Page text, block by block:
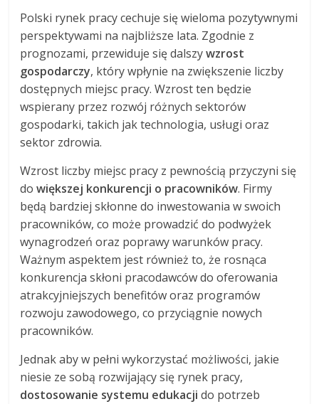
Polski rynek pracy cechuje się wieloma pozytywnymi
perspektywami na najbliższe lata. Zgodnie z
prognozami, przewiduje się dalszywzrost
gospodarczy, który wpłynie na zwiększenie liczby
dostępnych miejsc pracy. Wzrost ten będzie
wspierany przez rozwój różnych sektorów
gospodarki, takich jak technologia, usługi oraz
sektor zdrowia.
Wzrost liczby miejsc pracy z pewnością przyczyni się
dowiększej konkurencji o pracowników. Firmy
będą bardziej skłonne do inwestowania w swoich
pracowników, co może prowadzić do podwyżek
wynagrodzeń oraz poprawy warunków pracy.
Ważnym aspektem jest również to, że rosnąca
konkurencja skłoni pracodawców do oferowania
atrakcyjniejszych benefitów oraz programów
rozwoju zawodowego, co przyciągnie nowych
pracowników.
Jednak aby w pełni wykorzystać możliwości, jakie
niesie ze sobą rozwijający się rynek pracy,
dostosowanie systemu edukacji do potrzeb